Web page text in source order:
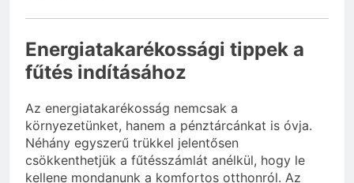
Energiatakarékossági tippek a
fűtés indításához
Az energiatakarékosság nemcsak a
környezetünket, hanem a pénztárcánkat is óvja.
Néhány egyszerű trükkel jelentősen
csökkenthetjük a fűtésszámlát anélkül, hogy le
kellene mondanunk a komfortos otthonról. Az